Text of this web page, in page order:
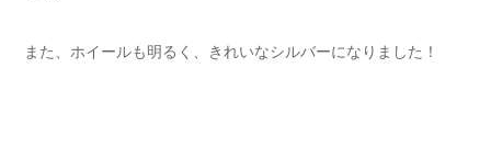
また、ホイールも明るく、きれいなシルバーになりました！